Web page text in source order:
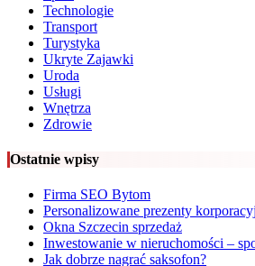
Technologie
Transport
Turystyka
Ukryte Zajawki
Uroda
Usługi
Wnętrza
Zdrowie
Ostatnie wpisy
Firma SEO Bytom
Personalizowane prezenty
Okna Szczecin sprzedaż
Inwestowanie w nieruchomości –
Jak dobrze nagrać saksofon?